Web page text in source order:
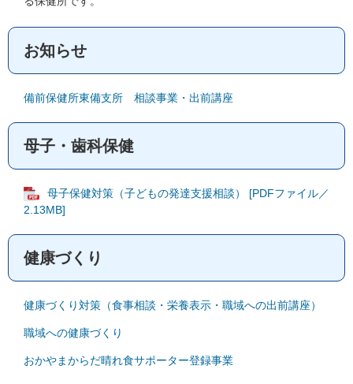
お知らせ
備前保健所東備支所 相談事業・出前講座
母子・歯科保健
母子保健対策（子どもの発達支援相談） [PDFファイル／
2.13MB]
健康づくり
健康づくり対策（食事相談・栄養表示・職域への出前講座）
職域への健康づくり
おかやまからだ晴れ食サポーター登録事業